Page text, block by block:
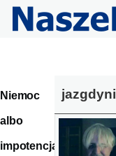
Przejdź do treści
Niemoc
albo
impotencja
jazgdyni